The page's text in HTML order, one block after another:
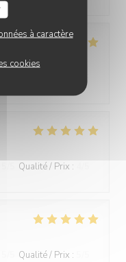
à caractère
cookies
Qualité / Prix :
Qualité / Prix :